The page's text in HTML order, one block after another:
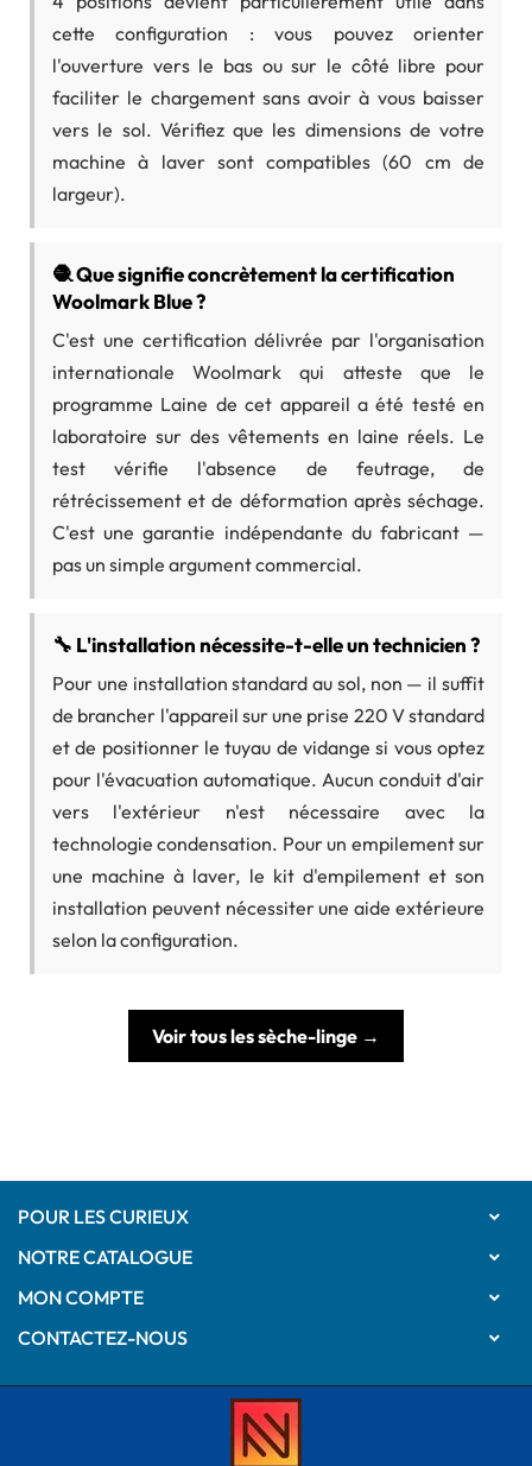
cette configuration : vous pouvez orienter
l'ouverture vers le bas ou sur le côté libre pour
faciliter le chargement sans avoir à vous baisser
vers le sol. Vérifiez que les dimensions de votre
machine à laver sont compatibles (60 cm de
largeur).
🧶 Que signifie concrètement la certification
Woolmark Blue ?
C'est une certification délivrée par l'organisation
internationale Woolmark qui atteste que le
programme Laine de cet appareil a été testé en
laboratoire sur des vêtements en laine réels. Le
test vérifie l'absence de feutrage, de
rétrécissement et de déformation après séchage.
C'est une garantie indépendante du fabricant —
pas un simple argument commercial.
🔧 L'installation nécessite-t-elle un technicien ?
Pour une installation standard au sol, non — il suffit
de brancher l'appareil sur une prise 220 V standard
et de positionner le tuyau de vidange si vous optez
pour l'évacuation automatique. Aucun conduit d'air
vers l'extérieur n'est nécessaire avec la
technologie condensation. Pour un empilement sur
une machine à laver, le kit d'empilement et son
installation peuvent nécessiter une aide extérieure
selon la configuration.
Voir tous les sèche-linge →
POUR LES CURIEUX 
NOTRE CATALOGUE 
MON COMPTE 
CONTACTEZ-NOUS 